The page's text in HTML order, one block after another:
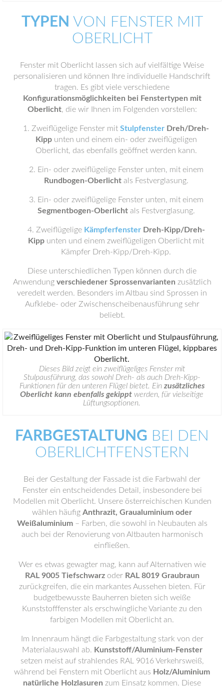
TYPEN VON FENSTER MIT
OBERLICHT
Fenster mit Oberlicht lassen sich auf vielfältige Weise
personalisieren und können Ihre individuelle Handschrift
tragen. Es gibt viele verschiedene
Konfigurationsmöglichkeiten bei Fenstertypen mit
Oberlicht, die wir Ihnen im Folgenden vorstellen:
Zweiflügelige Fenster mit Stulpfenster Dreh/Dreh-
Kippunten und einem ein- oder zweiflügeligen
Oberlicht, das ebenfalls geöffnet werden kann.
Ein- oder zweiflügelige Fenster unten, mit einem
Rundbogen-Oberlichtals Festverglasung.
Ein- oder zweiflügelige Fenster unten, mit einem
Segmentbogen-Oberlichtals Festverglasung.
Zweiflügelige KämpferfensterDreh-Kipp/Dreh-
Kipp unten und einem zweiflügeligen Oberlicht mit
Kämpfer Dreh-Kipp/Dreh-Kipp.
Diese unterschiedlichen Typen können durch die
Anwendung verschiedener Sprossenvarianten zusätzlich
veredelt werden. Besonders im Altbau sind Sprossen in
Aufklebe- oder Zwischenscheibenausführung sehr
beliebt.
Dieses Bild zeigt ein zweiflügeliges Fenster mit
Stulpausführung, das sowohl Dreh- als auch Dreh-Kipp-
Funktionen für den unteren Flügel bietet. Ein zusätzliches
Oberlicht kann ebenfalls gekippt werden, für vielseitige
Lüftungsoptionen.
FARBGESTALTUNG BEI DEN
OBERLICHTFENSTERN
Bei der Gestaltung der Fassade ist die Farbwahl der
Fenster ein entscheidendes Detail, insbesondere bei
Modellen mit Oberlicht. Unsere österreichischen Kunden
wählen häufig Anthrazit, Graualuminium oder
Weißaluminium– Farben, die sowohl in Neubauten als
auch bei der Renovierung von Altbauten harmonisch
einfließen.
Wer es etwas gewagter mag, kann auf Alternativen wie
RAL 9005 Tiefschwarzoder RAL 8019 Graubraun
zurückgreifen, die ein markantes Aussehen bieten. Für
budgetbewusste Bauherren bieten sich weiße
Kunststofffenster als erschwingliche Variante zu den
farbigen Modellen mit Oberlicht an.
Im Innenraum hängt die Farbgestaltung stark von der
Materialauswahl ab. Kunststoff/Aluminium-Fenster
setzen meist auf strahlendes RAL 9016 Verkehrsweiß,
während bei Fenstern mit Oberlicht aus Holz/Aluminium
natürliche Holzlasuren zum Einsatz kommen. Diese